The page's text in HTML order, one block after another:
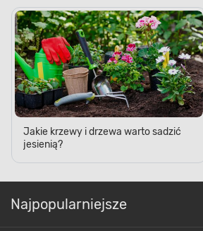
Jakie krzewy i drzewa warto sadzić
jesienią?
Najpopularniejsze